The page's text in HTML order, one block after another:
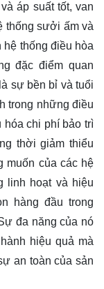
áp suất tốt, van
thống sưởi ấm và
hệ thống điều hòa
đặc điểm quan
sự bền bỉ và tuổi
trong những điều
hóa chi phí bảo trì
thời giảm thiểu
muốn của các hệ
linh hoạt và hiệu
hàng đầu trong
đa năng của nó
hiệu quả mà
an toàn của sản